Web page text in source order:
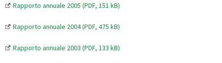
Rapporto annuale 2005 (PDF, 151 kB)
Rapporto annuale 2004 (PDF, 475 kB)
Rapporto annuale 2003 (PDF, 133 kB)